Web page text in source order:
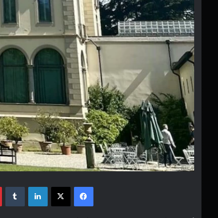
فيسبوك‫X لينكدإن‏Tumblr